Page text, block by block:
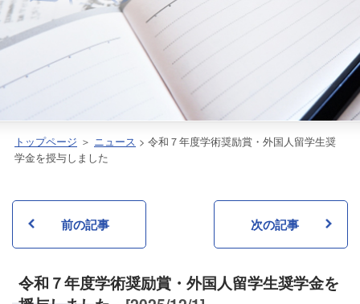
トップページ ＞ ニュース > 令和７年度学術奨励賞・外国人留学生奨
学金を授与しました
前の記事 次の記事
令和７年度学術奨励賞・外国人留学生奨学金を